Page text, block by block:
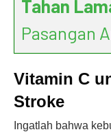
Tahan
Pasangan
Vitamin C
Stroke
Ingatlah bahwa